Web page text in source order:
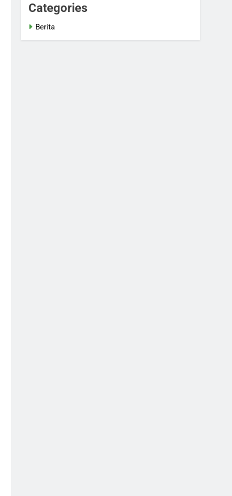
Categories
Berita